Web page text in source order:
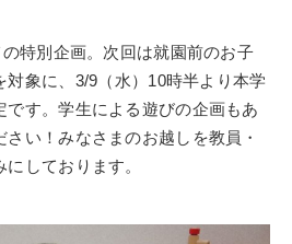
の特別企画。次回は就園前のお子
対象に、3/9（水）10時半より本学
す。学生による遊びの企画もあ
い！みなさまのお越しを教員・
しております。